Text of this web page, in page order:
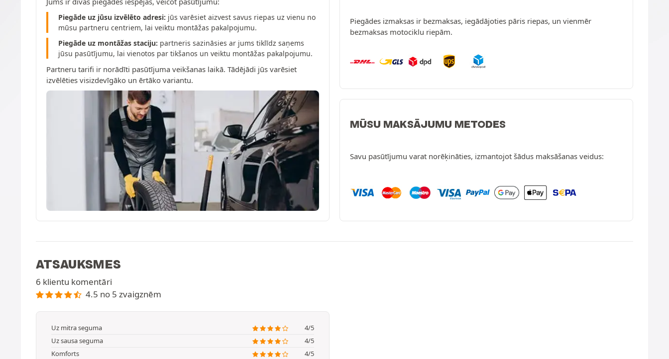
Piegāde uz jūsu izvēlēto adresi: jūs varēsiet aizvest savus riepas uz vienu no
mūsu partneru centriem, lai veiktu montāžas pakalpojumu.
Piegāde uz montāžas staciju: partneris sazināsies ar jums tiklīdz saņems
jūsu pasūtījumu, lai vienotos par tikšanos un veiktu montāžas pakalpojumu.
Partneru tarifi ir norādīti pasūtījuma veikšanas laikā. Tādējādi jūs varēsiet
izvēlēties visizdevīgāko un ērtāko variantu.
Piegādes izmaksas ir bezmaksas, iegādājoties pāris riepas, un vienmēr
bezmaksas motociklu riepām.
MŪSU MAKSĀJUMU METODES
Savu pasūtījumu varat norēķināties, izmantojot šādus maksāšanas veidus:
ATSAUKSMES
6 klientu komentāri
4.5 no 5 zvaigznēm
Uz mitra seguma
4/5
Uz sausa seguma
4/5
Komforts
4/5